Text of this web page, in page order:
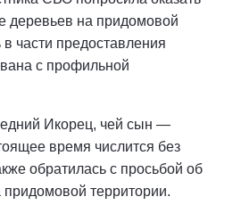
деревьев на придомовой
части предоставления
с профильной
Икорец, чей сын —
время числится без
обратилась с просьбой об
придомовой территории.